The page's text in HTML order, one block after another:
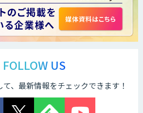
＜Dify活用＞AIエージェントDRIVE
ジェント開発
Explaza 生成AI Partner｜AIエージェン
FOLLOW US
、最新情報をチェックできます！